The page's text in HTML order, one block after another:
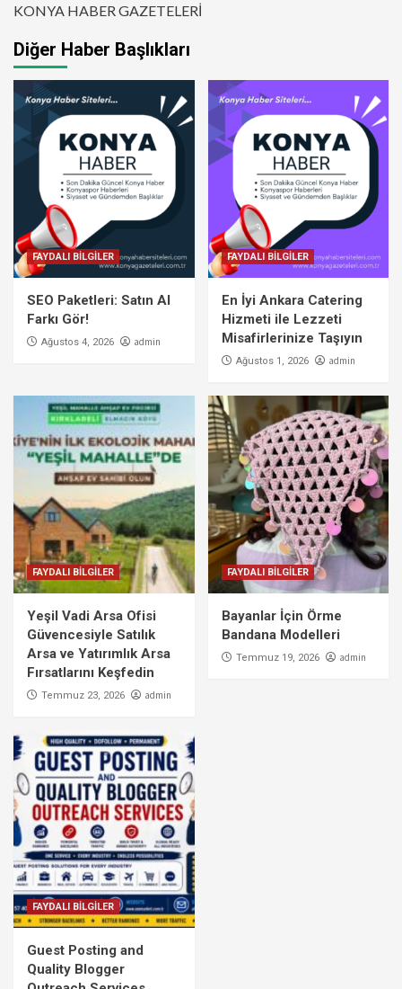
KONYA HABER GAZETELERİ
Diğer Haber Başlıkları
FAYDALI BİLGİLER
SEO Paketleri: Satın Al
Farkı Gör!
Ağustos 4, 2026 admin
FAYDALI BİLGİLER
En İyi Ankara Catering
Hizmeti ile Lezzeti
Misafirlerinize Taşıyın
Ağustos 1, 2026 admin
FAYDALI BİLGİLER
Yeşil Vadi Arsa Ofisi
Güvencesiyle Satılık
Arsa ve Yatırımlık Arsa
Fırsatlarını Keşfedin
Temmuz 23, 2026 admin
FAYDALI BİLGİLER
Bayanlar İçin Örme
Bandana Modelleri
Temmuz 19, 2026 admin
FAYDALI BİLGİLER
Guest Posting and
Quality Blogger